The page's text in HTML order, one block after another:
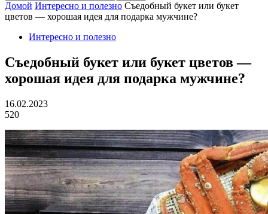
Домой Интересно и полезно Съедобный букет или букет
цветов — хорошая идея для подарка мужчине?
Интересно и полезно
Съедобный букет или букет цветов —
хорошая идея для подарка мужчине?
16.02.2023
520